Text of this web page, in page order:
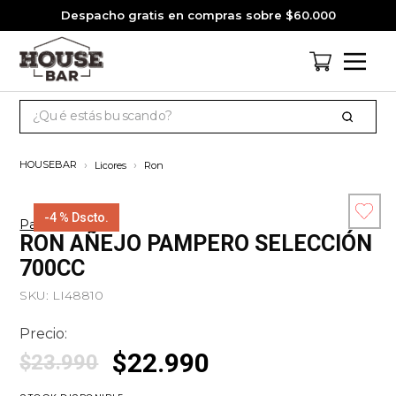
Despacho gratis en compras sobre $60.000
jagermeister
3.
pack
4.
gin
5.
jack daniels
6.
miniatura
7.
whisky
Licores Ron
-4 % Dscto.
Pampero
RON AÑEJO PAMPERO SELECCIÓN
700CC
SKU: LI48810
Precio:
$23.990 $22.990